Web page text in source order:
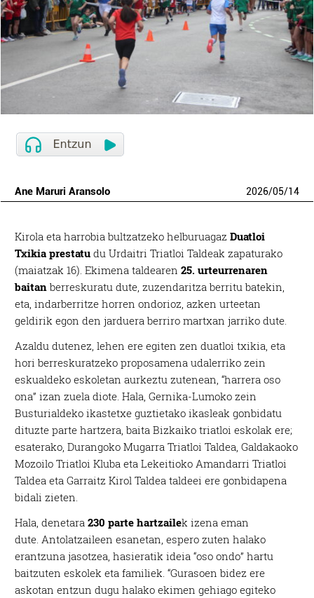
Ane Maruri Aransolo 2026/05/14
Kirola eta harrobia bultzatzeko helburuagazDuatloi
Txikia prestatu du Urdaitri Triatloi Taldeak zapaturako
(maiatzak 16). Ekimena taldearen25. urteurrenaren
baitan berreskuratu dute, zuzendaritza berritu batekin,
eta, indarberritze horren ondorioz, azken urteetan
geldirik egon den jarduera berriro martxan jarriko dute.
Azaldu dutenez, lehen ere egiten zen duatloi txikia, eta
hori berreskuratzeko proposamena udalerriko zein
eskualdeko eskoletan aurkeztu zutenean, “harrera oso
ona” izan zuela diote. Hala, Gernika-Lumoko zein
Busturialdeko ikastetxe guztietako ikasleak gonbidatu
dituzte parte hartzera, baita Bizkaiko triatloi eskolak ere;
esaterako, DurangokoMugarra Triatloi Taldea, Galdakaoko
Mozoilo Triatloi Kluba eta LekeitiokoAmandarri Triatloi
Taldea etaGarraitz Kirol Taldea taldeei ere gonbidapena
bidali zieten.
Hala, denetara 230 parte hartzailek izena eman
dute. Antolatzaileen esanetan, espero zuten halako
erantzuna jasotzea, hasieratik ideia “oso ondo” hartu
baitzuten eskolek eta familiek. “Gurasoen bidez ere
askotan entzun dugu halako ekimen gehiago egiteko